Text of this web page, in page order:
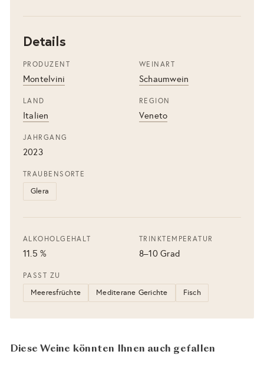
Details
PRODUZENT
Montelvini
WEINART
Schaumwein
LAND
Italien
REGION
Veneto
JAHRGANG
2023
TRAUBENSORTE
Glera
ALKOHOLGEHALT
11.5 %
TRINKTEMPERATUR
8–10 Grad
PASST ZU
Meeresfrüchte Mediterane Gerichte Fisch
Diese Weine könnten Ihnen auch gefallen